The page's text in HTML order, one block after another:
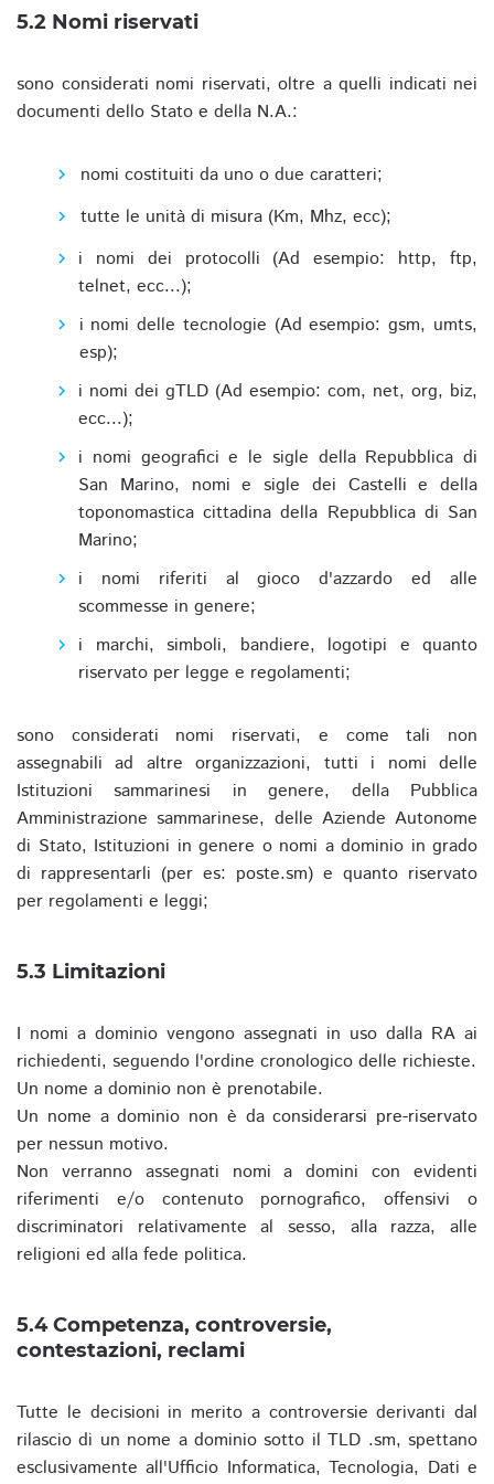
5.2 Nomi riservati
sono considerati nomi riservati, oltre a quelli indicati nei
documenti dello Stato e della N.A.:
nomi costituiti da uno o due caratteri;
tutte le unità di misura (Km, Mhz, ecc);
i nomi dei protocolli (Ad esempio: http, ftp,
telnet, ecc...);
i nomi delle tecnologie (Ad esempio: gsm, umts,
esp);
i nomi dei gTLD (Ad esempio: com, net, org, biz,
ecc...);
i nomi geografici e le sigle della Repubblica di
San Marino, nomi e sigle dei Castelli e della
toponomastica cittadina della Repubblica di San
Marino;
i nomi riferiti al gioco d'azzardo ed alle
scommesse in genere;
i marchi, simboli, bandiere, logotipi e quanto
riservato per legge e regolamenti;
sono considerati nomi riservati, e come tali non
assegnabili ad altre organizzazioni, tutti i nomi delle
Istituzioni sammarinesi in genere, della Pubblica
Amministrazione sammarinese, delle Aziende Autonome
di Stato, Istituzioni in genere o nomi a dominio in grado
di rappresentarli (per es: poste.sm) e quanto riservato
per regolamenti e leggi;
5.3 Limitazioni
I nomi a dominio vengono assegnati in uso dalla RA ai
richiedenti, seguendo l'ordine cronologico delle richieste.
Un nome a dominio non è prenotabile.
Un nome a dominio non è da considerarsi pre-riservato
per nessun motivo.
Non verranno assegnati nomi a domini con evidenti
riferimenti e/o contenuto pornografico, offensivi o
discriminatori relativamente al sesso, alla razza, alle
religioni ed alla fede politica.
5.4 Competenza, controversie,
contestazioni, reclami
Tutte le decisioni in merito a controversie derivanti dal
rilascio di un nome a dominio sotto il TLD .sm, spettano
esclusivamente all'Ufficio Informatica, Tecnologia, Dati e